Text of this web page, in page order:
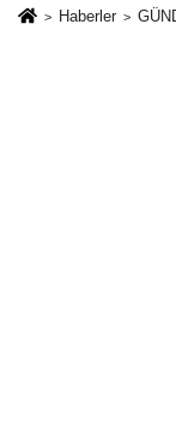
Haberler